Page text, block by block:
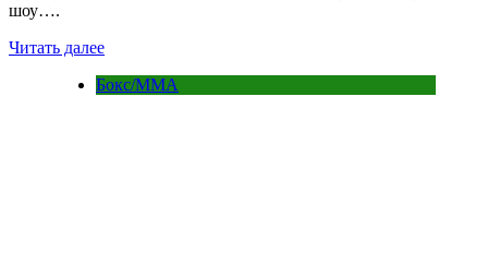
шоу….
Читать далее
Бокс/MMA